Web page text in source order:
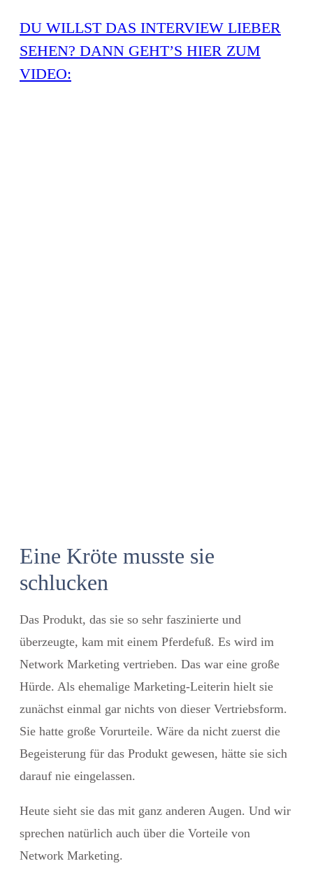
DU WILLST DAS INTERVIEW LIEBER
SEHEN? DANN GEHT’S HIER ZUM
VIDEO:
Eine Kröte musste sie
schlucken
Das Produkt, das sie so sehr faszinierte und
überzeugte, kam mit einem Pferdefuß. Es wird im
Network Marketing vertrieben. Das war eine große
Hürde. Als ehemalige Marketing-Leiterin hielt sie
zunächst einmal gar nichts von dieser Vertriebsform.
Sie hatte große Vorurteile. Wäre da nicht zuerst die
Begeisterung für das Produkt gewesen, hätte sie sich
darauf nie eingelassen.
Heute sieht sie das mit ganz anderen Augen. Und wir
sprechen natürlich auch über die Vorteile von
Network Marketing.